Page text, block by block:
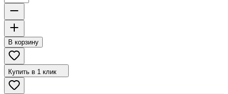
В корзину
Купить в 1 клик